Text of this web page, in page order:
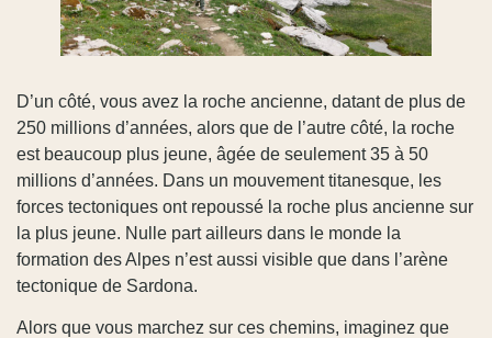
D’un côté, vous avez la roche ancienne, datant de plus de
250 millions d’années, alors que de l’autre côté, la roche
est beaucoup plus jeune, âgée de seulement 35 à 50
millions d’années. Dans un mouvement titanesque, les
forces tectoniques ont repoussé la roche plus ancienne sur
la plus jeune. Nulle part ailleurs dans le monde la
formation des Alpes n’est aussi visible que dans l’arène
tectonique de Sardona.
Alors que vous marchez sur ces chemins, imaginez que